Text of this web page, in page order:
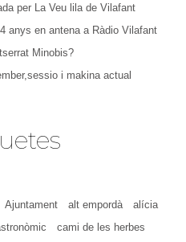
per La Veu lila de Vilafant
anys en antena a Ràdio Vilafant
Minobis?
i makina actual
Ajuntament alt empordà
alícia
cami de les herbes